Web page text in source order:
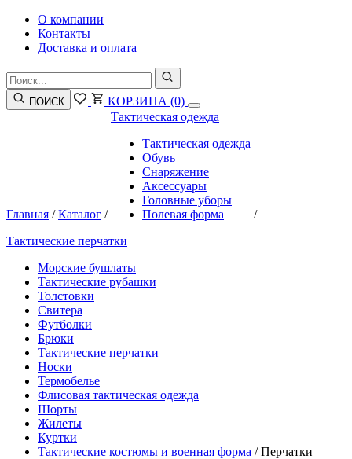
О компании
Контакты
Доставка и оплата
ПОИСК КОРЗИНА (0)
Главная /Каталог /
Тактическая одежда
Тактическая одежда
Обувь
Снаряжение
Аксессуары
Головные уборы
Полевая форма
/
Тактические перчатки
Морские бушлаты
Тактические рубашки
Толстовки
Свитера
Футболки
Брюки
Тактические перчатки
Носки
Термобелье
Флисовая тактическая одежда
Шорты
Жилеты
Куртки
Тактические костюмы и военная форма /Перчатки